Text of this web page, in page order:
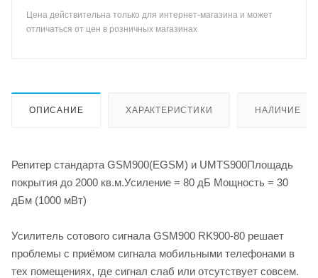
Цена действительна только для интернет-магазина и может
отличаться от цен в розничных магазинах
ОПИСАНИЕ ХАРАКТЕРИСТИКИ НАЛИЧИЕ
Репитер стандарта GSM900(EGSM) и UMTS900Площадь
покрытия до 2000 кв.м.Усиление = 80 дБ Мощность = 30
дБм (1000 мВт)
Усилитель сотового сигнала GSM900 RK900-80 решает
проблемы с приёмом сигнала мобильными телефонами в
тех помещениях, где сигнал слаб или отсутствует совсем.